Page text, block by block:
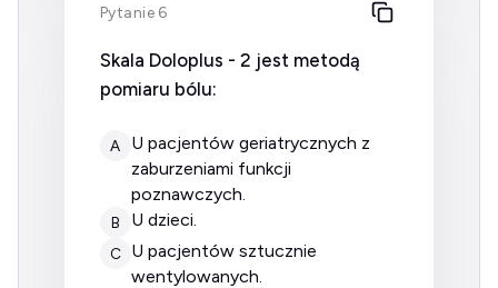
Pytanie 6
Skala Doloplus - 2 jest metodą
pomiaru bólu:
A
u pacjentów geriatrycznych z
zaburzeniami funkcji
poznawczych.
B u dzieci.
C
u pacjentów sztucznie
wentylowanych.